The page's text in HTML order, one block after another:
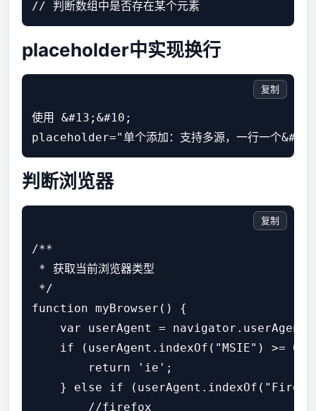
placeholder中实现换行
使用 &#13;&#10;
复制
判断浏览器
/**
* 获取当前浏览器类型
*/
function myBrowser() {
var userAgent = navigator.userAgent;
if (userAgent.indexOf("MSIE") >= 0)
        return 'ie';
} else if
        //firefox
复制